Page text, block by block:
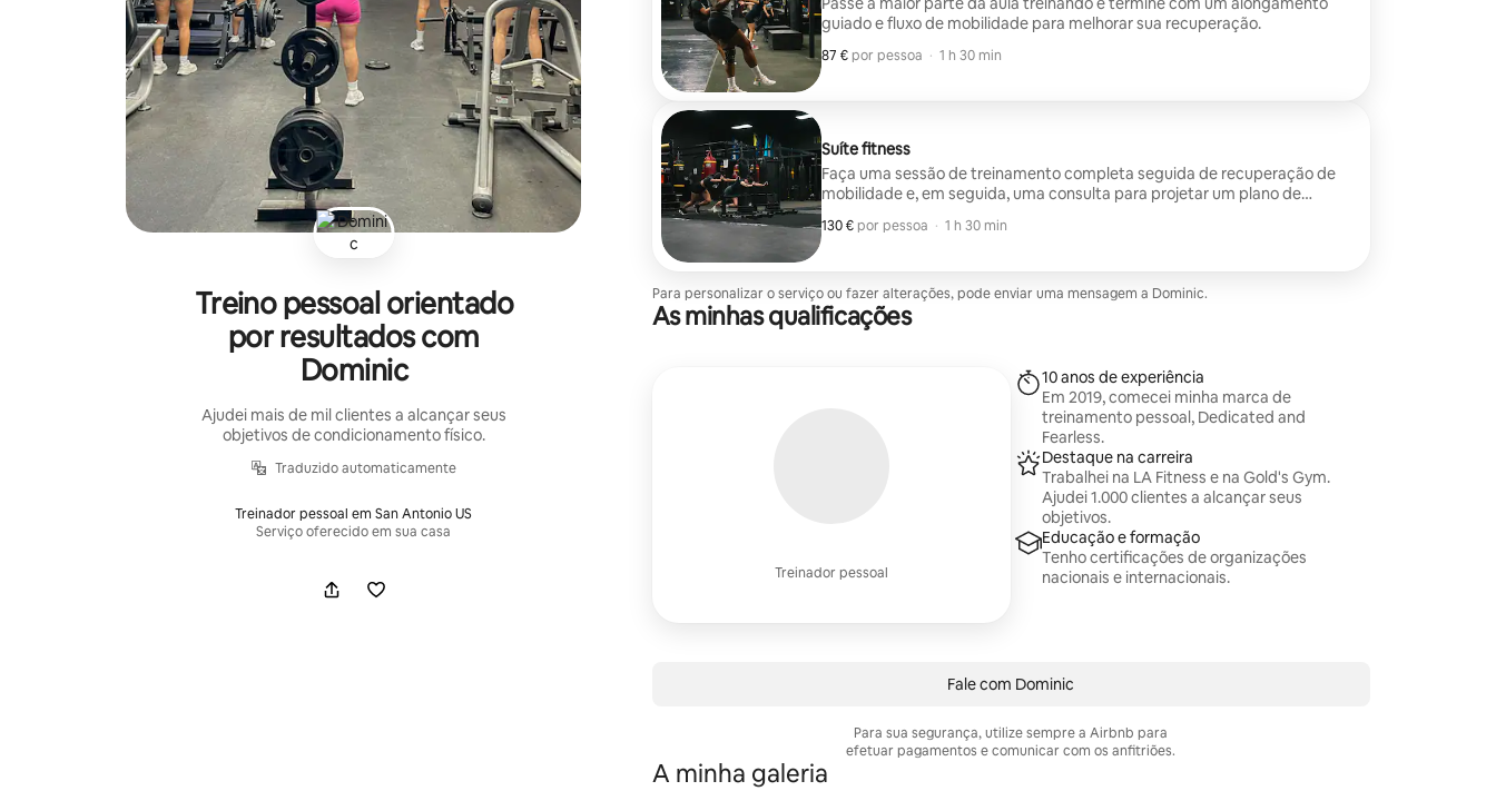
Treino pessoal orientado
por resultados com
Dominic
Ajudei mais de mil clientes a alcançar seus
objetivos de condicionamento físico.
Traduzido automaticamente
Treinador pessoal em San Antonio US
Serviço oferecido em sua casa
guiado e fluxo de mobilidade para melhorar sua recuperação.
87 € por pessoa
87 € por pessoa
, · 1 h 30 min
Suíte fitness
Faça uma sessão de treinamento completa seguida de recuperação de
mobilidade e, em seguida, uma consulta para projetar um plano de
exercícios de 4 semanas e um guia nutricional.
130 € por pessoa
130 € por pessoa
, · 1 h 30 min
Para personalizar o serviço ou fazer alterações, pode enviar uma mensagem a Dominic.
As minhas qualificações
Treinador pessoal
10 anos de experiência
Em 2019, comecei minha marca de
treinamento pessoal, Dedicated and
Fearless.
Destaque na carreira
Trabalhei na LA Fitness e na Gold's Gym.
Ajudei 1.000 clientes a alcançar seus
objetivos.
Educação e formação
Tenho certificações de organizações
nacionais e internacionais.
Fale com Dominic
Para sua segurança, utilize sempre a Airbnb para
efetuar pagamentos e comunicar com os anfitriões.
A minha galeria